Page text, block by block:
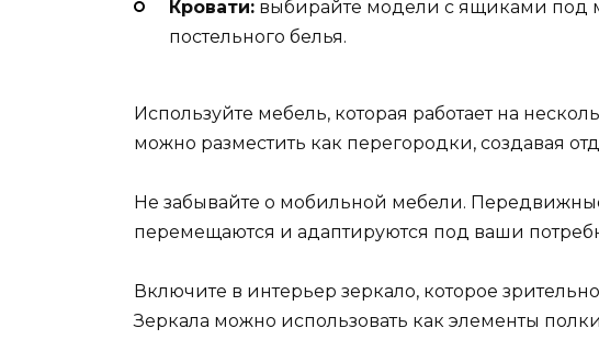
Кровати: выбирайте модели с ящиками под
постельного белья.
Используйте мебель, которая работает на
можно разместить как перегородки, создавая
Не забывайте о мобильной мебели.
перемещаются и адаптируются под ваши
Включите в интерьер зеркало, которое
Зеркала можно использовать как элементы